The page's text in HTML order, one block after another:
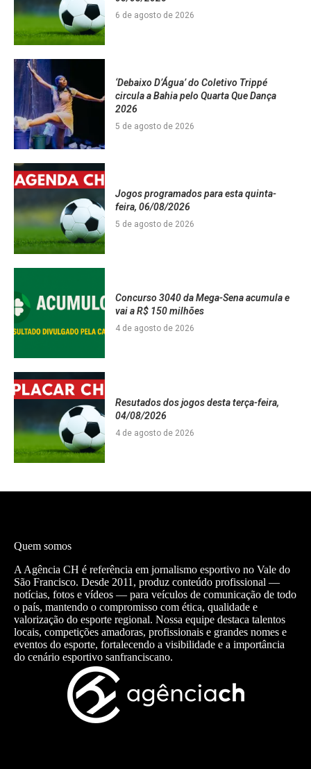
6 de agosto de 2026
‘Debaixo D’Água’ do Coletivo Trippé
circula a Bahia pelo Quarta Que Dança
2026
5 de agosto de 2026
Jogos programados para esta quinta-
feira, 06/08/2026
5 de agosto de 2026
Concurso 3040 da Mega-Sena acumula e
vai a R$ 150 milhões
4 de agosto de 2026
Resutados dos jogos desta terça-feira,
04/08/2026
4 de agosto de 2026
Quem somos
A Agência CH é referência em jornalismo esportivo no Vale do
São Francisco. Desde 2011, produz conteúdo profissional —
notícias, fotos e vídeos — para veículos de comunicação de todo
o país, mantendo o compromisso com ética, qualidade e
valorização do esporte regional. Nossa equipe destaca talentos
locais, competições amadoras, profissionais e grandes nomes e
eventos do esporte, fortalecendo a visibilidade e a importância
do cenário esportivo sanfranciscano.